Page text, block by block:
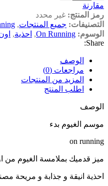
مقارنة
رمز المنتج: غير محدد
التصنيفات: جميع المنتجات,
الوسوم: On Running
, احذية,
Share:
الوصف
مراجعات (0)
المزيد من المنتجات
اطلب المنتج
الوصف
موسم الغيوم بدء
on running
ميز قدميك بملامسة الغيوم من
احذية انيقة و جذابة و مريحة